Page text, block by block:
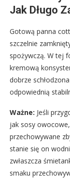
Jak Długo
Gotową panna
szczelnie
spożywczą. W tej
kremową
dobrze
odpowiednią
Ważne: Jeśli
jak sosy
przechowywane
stanie się on
zwłaszcza
smaku